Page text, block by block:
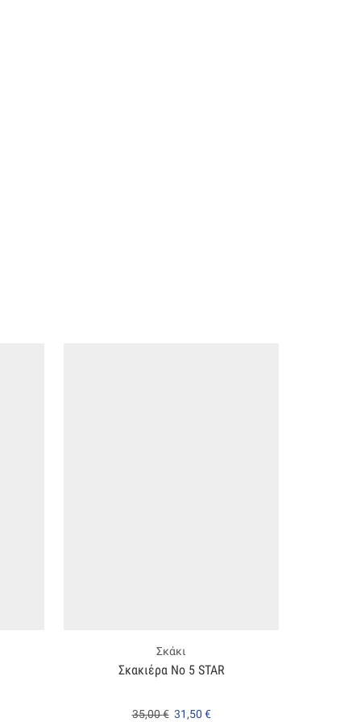
Σκάκι
Σκακιέρα Νο 5 STAR
35,00€ 31,50 €